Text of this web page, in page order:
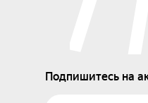
Подпишитесь на